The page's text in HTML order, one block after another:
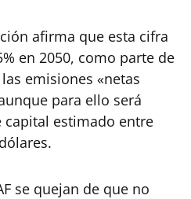
afirma que esta cifra
en 2050, como parte de
emisiones «netas
para ello será
capital estimado entre
se quejan de que no